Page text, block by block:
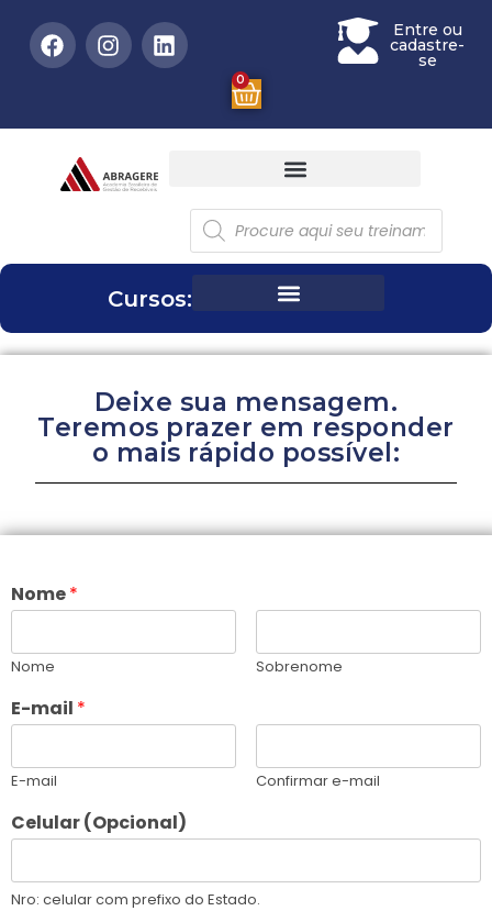
Entre ou
cadastre-
se
0
Cursos:
Deixe sua mensagem.
Teremos prazer em responder
o mais rápido possível:
Nome*
Nome Sobrenome
E-mail *
E-mail Confirmar e-mail
Celular (Opcional)
Nro: celular com prefixo do Estado.